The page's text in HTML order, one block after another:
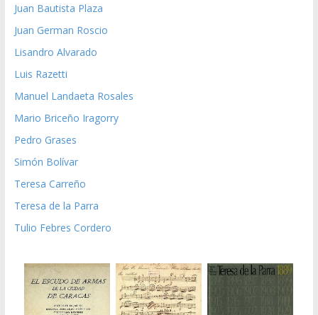
Juan Bautista Plaza
Juan German Roscio
Lisandro Alvarado
Luis Razetti
Manuel Landaeta Rosales
Mario Briceño Iragorry
Pedro Grases
Simón Bolívar
Teresa Carreño
Teresa de la Parra
Tulio Febres Cordero